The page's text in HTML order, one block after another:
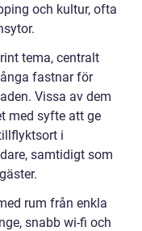
och kultur, ofta
tema, centralt
fastnar för
Vissa av dem
med syfte att ge
i
samtidigt som
rum från enkla
snabb wi-fi och